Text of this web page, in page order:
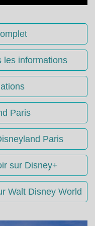
les informations
Paris
Paris
sur Disney+
Walt Disney World